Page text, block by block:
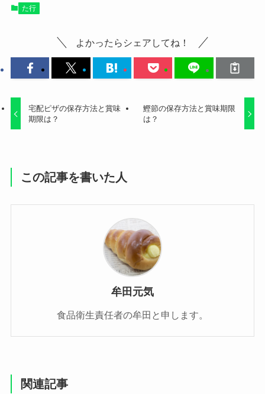
た行
よかったらシェアしてね！
宅配ピザの保存方法と賞味
期限は？
鰹節の保存方法と賞味期限
は？
この記事を書いた人
牟田元気
食品衛生責任者の牟田と申します。
関連記事